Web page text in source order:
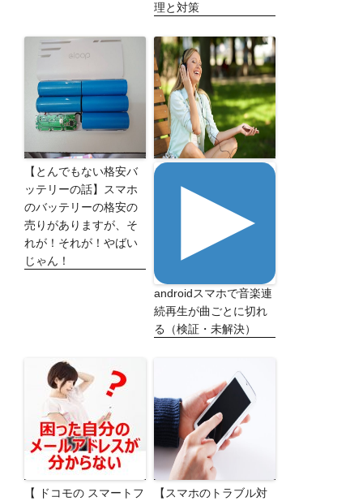
理と対策
【とんでもない格安バ
ッテリーの話】スマホ
のバッテリーの格安の
売りがありますが、そ
れが！それが！やばい
じゃん！
androidスマホで音楽連
続再生が曲ごとに切れ
る（検証・未解決）
【 ドコモの スマートフ
【スマホのトラブル対